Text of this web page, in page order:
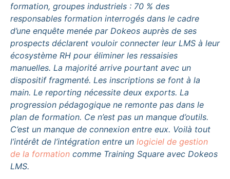
formation, groupes industriels : 70 % des
responsables formation interrogés dans le cadre
d’une enquête menée par Dokeos auprès de ses
prospects déclarent vouloir connecter leur LMS à leur
écosystème RH pour éliminer les ressaisies
manuelles. La majorité arrive pourtant avec un
dispositif fragmenté. Les inscriptions se font à la
main. Le reporting nécessite deux exports. La
progression pédagogique ne remonte pas dans le
plan de formation. Ce n’est pas un manque d’outils.
C’est un manque de connexion entre eux. Voilà tout
l’intérêt de l’intégration entre un logiciel de gestion
de la formation comme Training Square avec Dokeos
LMS.